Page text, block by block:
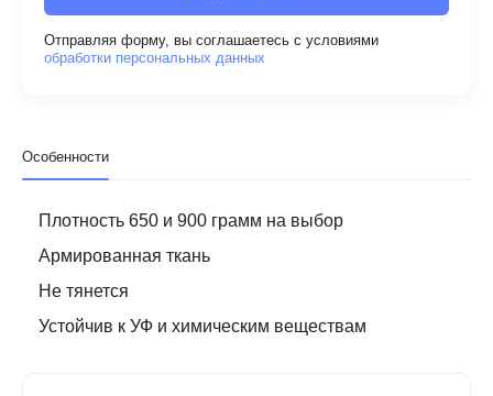
Отправляя форму, вы соглашаетесь с условиями
обработки персональных данных
Особенности
Плотность 650 и 900 грамм на выбор
Армированная ткань
Не тянется
Устойчив к УФ и химическим веществам